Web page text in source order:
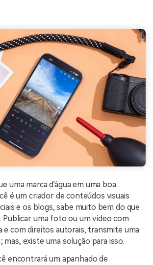
uma marca d'água em uma boa
é um criador de conteúdos visuais
e os blogs, sabe muito bem do que
Publicar uma foto ou um vídeo com
e com direitos autorais, transmite uma
mas, existe uma solução para isso.
encontrará um apanhado de